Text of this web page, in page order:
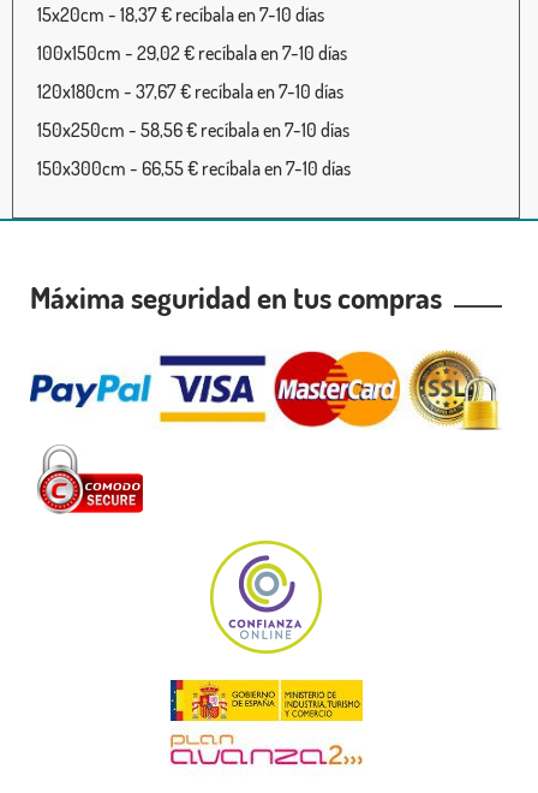
15x20cm - 18,37 € recíbala en 7-10 días
100x150cm - 29,02 € recíbala en 7-10 días
120x180cm - 37,67 € recíbala en 7-10 días
150x250cm - 58,56 € recíbala en 7-10 días
150x300cm - 66,55 € recíbala en 7-10 días
Máxima seguridad en tus compras